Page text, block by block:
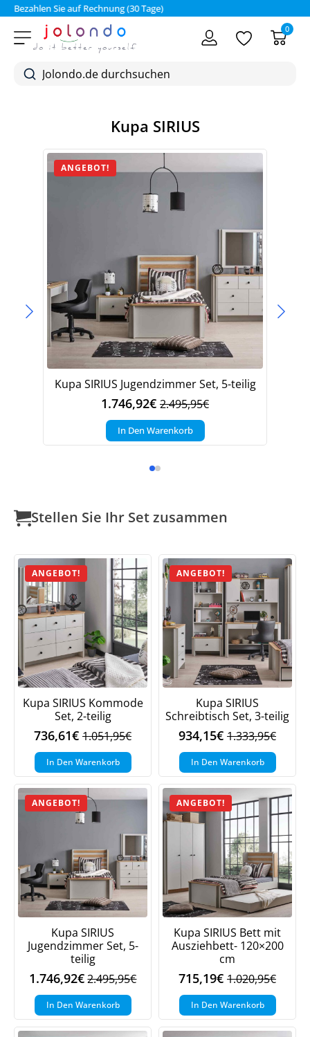
Bezahlen Sie auf Rechnung (30 Tage)
0
Kupa SIRIUS
ANGEBOT!
Kupa SIRIUS Jugendzimmer Set, 5-teilig
2.495,95€
Ursprünglicher
Preis
war:
1.746,92€Aktueller
Preis
ist:
In Den Warenkorb
Stellen Sie Ihr Set zusammen
ANGEBOT!
Kupa SIRIUS Kommode
Set, 2-teilig
1.051,95€
Ursprünglicher
Preis
war:
1.051,95€
736,61€ Aktueller
Preis
ist:
736,61€.
In Den Warenkorb
ANGEBOT!
Kupa SIRIUS
Schreibtisch Set, 3-teilig
1.333,95€
Preis
war:
1.333,95€
934,15€ Aktueller
Preis
ist:
934,15€.
In Den Warenkorb
ANGEBOT!
Kupa SIRIUS
Jugendzimmer Set, 5-
teilig
2.495,95€
Ursprünglicher
Preis
war:
2.495,95€
1.746,92€Aktueller
Preis
ist:
1.746,92€.
In Den Warenkorb
ANGEBOT!
Kupa SIRIUS Bett mit
Ausziehbett- 120×200
cm
1.020,95€
Preis
war:
1.020,95€
715,19€ Aktueller
Preis
ist:
715,19€.
In Den Warenkorb